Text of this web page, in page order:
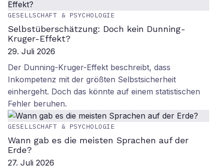
GESELLSCHAFT & PSYCHOLOGIE
Selbstüberschätzung: Doch kein Dunning-
Kruger-Effekt?
29. Juli 2026
Der Dunning-Kruger-Effekt beschreibt, dass
Inkompetenz mit der größten Selbstsicherheit
einhergeht. Doch das könnte auf einem statistischen
Fehler beruhen.
GESELLSCHAFT & PSYCHOLOGIE
Wann gab es die meisten Sprachen auf der
Erde?
27. Juli 2026